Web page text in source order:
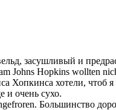
засушливый и
Johns Hopkins wollten
Хопкинса хотели, чтоб
и очень сухо.
Большинство